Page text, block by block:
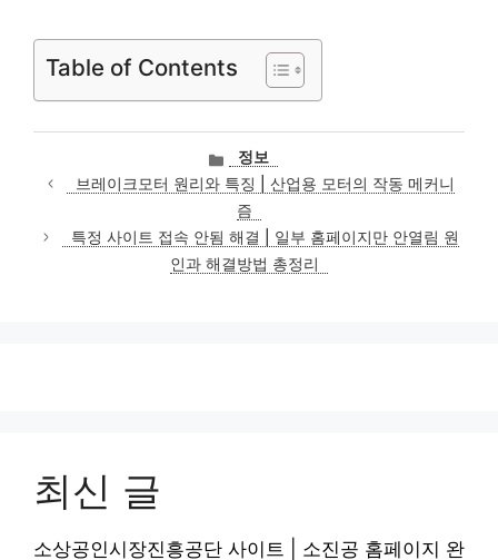
Table of Contents
카
테
고
리
정보
브레이크모터 원리와 특징 | 산업용 모터의 작동 메커니
즘
특정 사이트 접속 안됨 해결 | 일부 홈페이지만 안열림 원
인과 해결방법 총정리
최신 글
소상공인시장진흥공단 사이트 | 소진공 홈페이지 완